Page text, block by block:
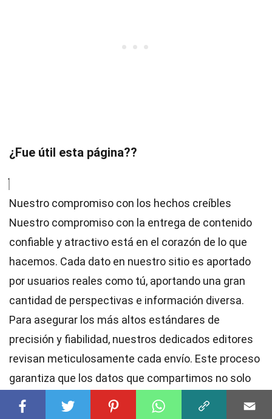
¿Fue útil esta página??
Nuestro compromiso con los hechos creíbles
Nuestro compromiso con la entrega de contenido
confiable y atractivo está en el corazón de lo que
hacemos. Cada dato en nuestro sitio es aportado
por usuarios reales como tú, aportando una gran
cantidad de perspectivas e información diversa.
Para asegurar los más altos estándares de
precisión y fiabilidad, nuestros dedicados editores
revisan meticulosamente cada envío. Este proceso
garantiza que los datos que compartimos no solo
sean fascinantes, sino también creíbles. Confía en